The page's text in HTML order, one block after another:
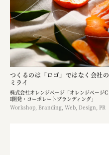
つくるのは「ロゴ」ではなく​会社の
ミライ
株式会社オレンジページ​「オレンジページC
I開発・コーポレートブランディング​」
Workshop, Branding, Web, Design, PR